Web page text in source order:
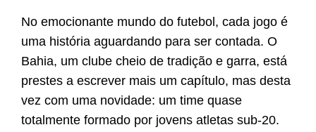
No emocionante mundo do futebol, cada jogo é
uma história aguardando para ser contada. O
Bahia, um clube cheio de tradição e garra, está
prestes a escrever mais um capítulo, mas desta
vez com uma novidade: um time quase
totalmente formado por jovens atletas sub-20.